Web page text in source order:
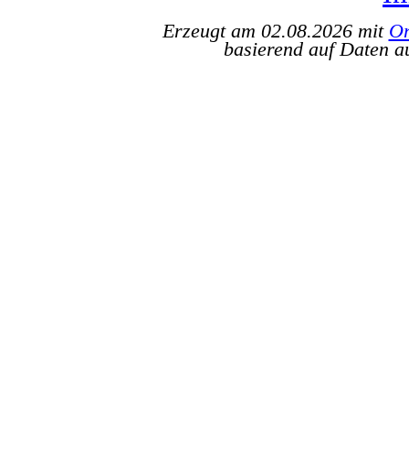
Erzeugt am 02.08.2026 mit
basierend auf Daten